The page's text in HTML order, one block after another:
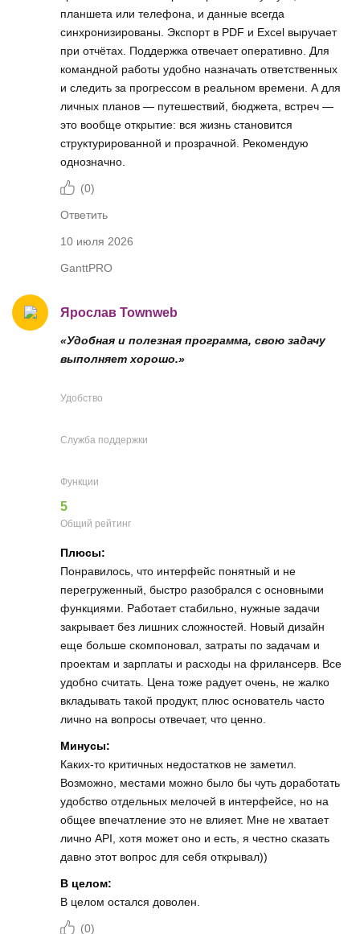
планшета или телефона, и данные всегда
синхронизированы. Экспорт в PDF и Excel выручает
при отчётах. Поддержка отвечает оперативно. Для
командной работы удобно назначать ответственных
и следить за прогрессом в реальном времени. А для
личных планов — путешествий, бюджета, встреч —
это вообще открытие: вся жизнь становится
структурированной и прозрачной. Рекомендую
однозначно.
(0)
Ответить
10 июля 2026
GanttPRO
Ярослав Townweb
«Удобная и полезная программа, свою задачу
выполняет хорошо.»
Удобство
Служба поддержки
Функции
5
Общий рейтинг
Плюсы:
Понравилось, что интерфейс понятный и не
перегруженный, быстро разобрался с основными
функциями. Работает стабильно, нужные задачи
закрывает без лишних сложностей. Новый дизайн
еще больше скомпоновал, затраты по задачам и
проектам и зарплаты и расходы на фрилансерв. Все
удобно считать. Цена тоже радует очень, не жалко
вкладывать такой продукт, плюс основатель часто
лично на вопросы отвечает, что ценно.
Минусы:
Каких-то критичных недостатков не заметил.
Возможно, местами можно было бы чуть доработать
удобство отдельных мелочей в интерфейсе, но на
общее впечатление это не влияет. Мне не хватает
лично API, хотя может оно и есть, я честно сказать
давно этот вопрос для себя открывал))
В целом:
В целом остался доволен.
(0)